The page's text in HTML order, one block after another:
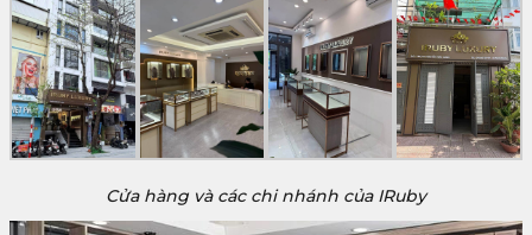
Cửa hàng và các chi nhánh của IRuby